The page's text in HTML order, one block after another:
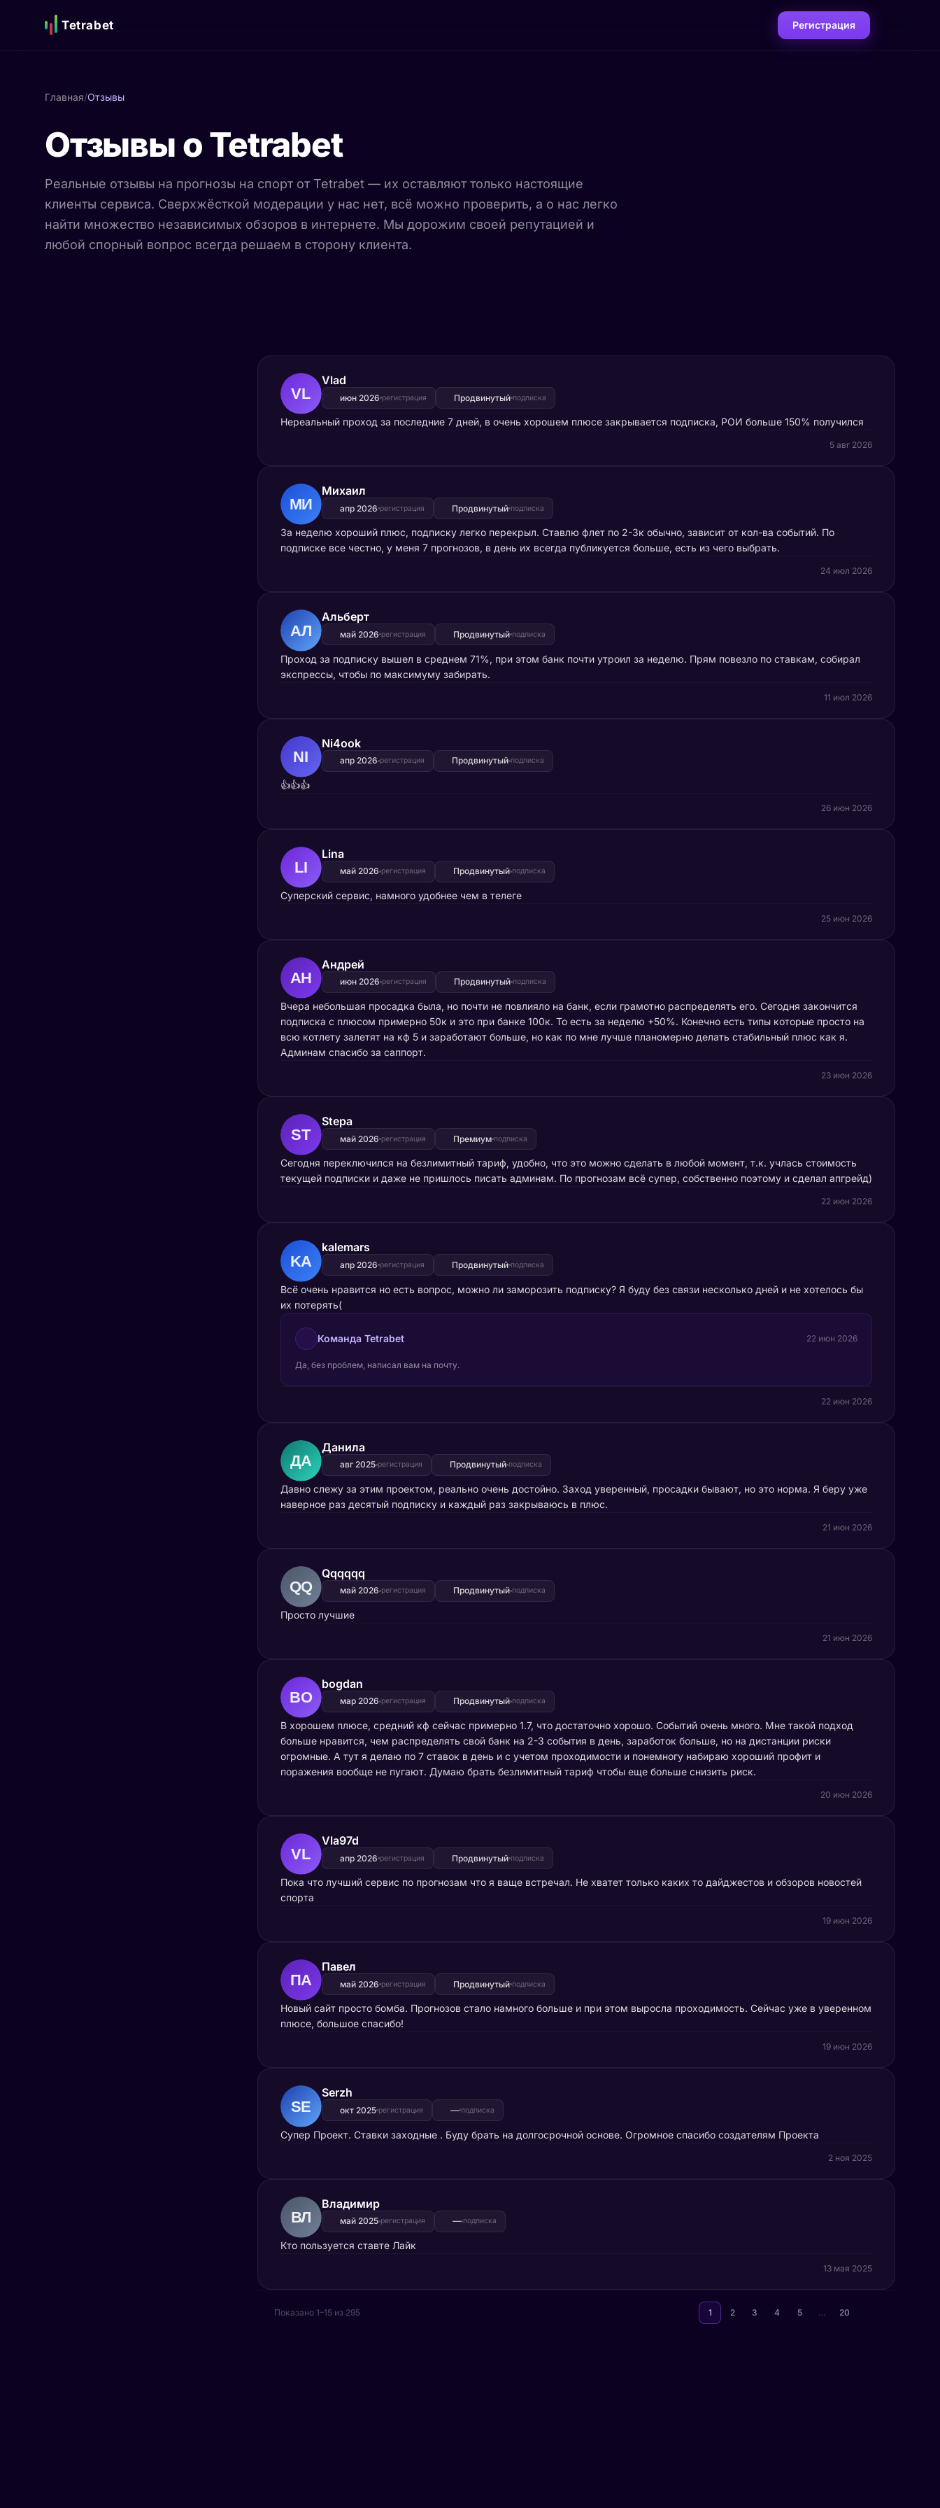
Tetrabet Регистрация
Главная/Отзывы
Отзывы о Tetrabet
Реальные отзывы на прогнозы на спорт от Tetrabet — их оставляют только настоящие
клиенты сервиса. Сверхжёсткой модерации у нас нет, всё можно проверить, а о нас легко
найти множество независимых обзоров в интернете. Мы дорожим своей репутацией и
любой спорный вопрос всегда решаем в сторону клиента.
Vlad
июн 2026 регистрация Продвинутый подписка
Нереальный проход за последние 7 дней, в очень хорошем плюсе закрывается подписка, РОИ больше 150% получился
5 авг 2026
Михаил
апр 2026 регистрация Продвинутый подписка
За неделю хороший плюс, подписку легко перекрыл. Ставлю флет по 2-3к обычно, зависит от кол-ва событий. По
подписке все честно, у меня 7 прогнозов, в день их всегда публикуется больше, есть из чего выбрать.
24 июл 2026
Альберт
май 2026 регистрация Продвинутый подписка
Проход за подписку вышел в среднем 71%, при этом банк почти утроил за неделю. Прям повезло по ставкам, собирал
экспрессы, чтобы по максимуму забирать.
11 июл 2026
Ni4ook
апр 2026 регистрация Продвинутый подписка
👍👍👍
26 июн 2026
Lina
май 2026 регистрация Продвинутый подписка
Суперский сервис, намного удобнее чем в телеге
25 июн 2026
Андрей
июн 2026 регистрация Продвинутый подписка
Вчера небольшая просадка была, но почти не повлияло на банк, если грамотно распределять его. Сегодня закончится
подписка с плюсом примерно 50к и это при банке 100к. То есть за неделю +50%. Конечно есть типы которые просто на
всю котлету залетят на кф 5 и заработают больше, но как по мне лучше планомерно делать стабильный плюс как я.
Админам спасибо за саппорт.
23 июн 2026
Stepa
май 2026 регистрация Премиум подписка
Сегодня переключился на безлимитный тариф, удобно, что это можно сделать в любой момент, т.к. учлась стоимость
текущей подписки и даже не пришлось писать админам. По прогнозам всё супер, собственно поэтому и сделал апгрейд)
22 июн 2026
kalemars
апр 2026 регистрация Продвинутый подписка
Всё очень нравится но есть вопрос, можно ли заморозить подписку? Я буду без связи несколько дней и не хотелось бы
их потерять(
Команда Tetrabet 22 июн 2026
Да, без проблем, написал вам на почту.
22 июн 2026
Данила
авг 2025 регистрация Продвинутый подписка
Давно слежу за этим проектом, реально очень достойно. Заход уверенный, просадки бывают, но это норма. Я беру уже
наверное раз десятый подписку и каждый раз закрываюсь в плюс.
21 июн 2026
Qqqqqq
май 2026 регистрация Продвинутый подписка
Просто лучшие
21 июн 2026
bogdan
мар 2026 регистрация Продвинутый подписка
В хорошем плюсе, средний кф сейчас примерно 1.7, что достаточно хорошо. Событий очень много. Мне такой подход
больше нравится, чем распределять свой банк на 2-3 события в день, заработок больше, но на дистанции риски
огромные. А тут я делаю по 7 ставок в день и с учетом проходимости и понемногу набираю хороший профит и
поражения вообще не пугают. Думаю брать безлимитный тариф чтобы еще больше снизить риск.
20 июн 2026
Vla97d
апр 2026 регистрация Продвинутый подписка
Пока что лучший сервис по прогнозам что я ваще встречал. Не хватет только каких то дайджестов и обзоров новостей
спорта
19 июн 2026
Павел
май 2026 регистрация Продвинутый подписка
Новый сайт просто бомба. Прогнозов стало намного больше и при этом выросла проходимость. Сейчас уже в уверенном
плюсе, большое спасибо!
19 июн 2026
Serzh
окт 2025 регистрация — подписка
Супер Проект. Ставки заходные . Буду брать на долгосрочной основе. Огромное спасибо создателям Проекта
2 ноя 2025
Владимир
май 2025 регистрация — подписка
Кто пользуется ставте Лайк
13 мая 2025
Показано 1–15 из 295 1 2 3 4 5 … 20